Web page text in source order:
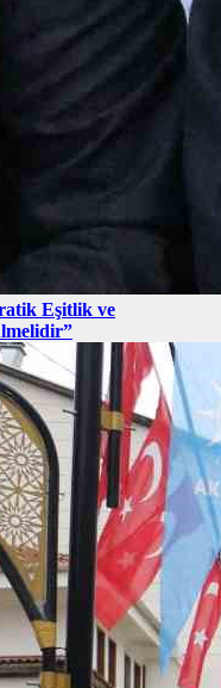
Eşitlik ve